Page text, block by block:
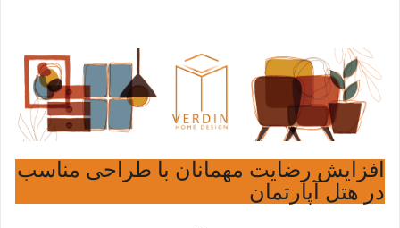
افزایش رضایت مهمانان با طراحی مناسب
در هتل آپارتمان